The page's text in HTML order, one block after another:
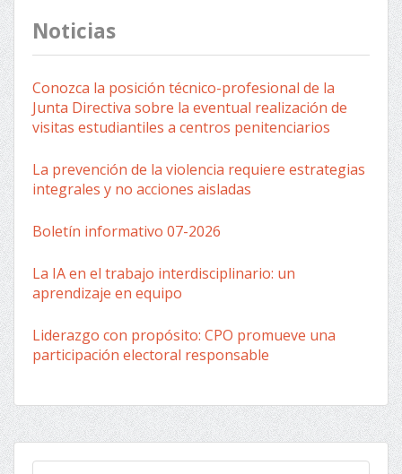
Noticias
Conozca la posición técnico-profesional de la
Junta Directiva sobre la eventual realización de
visitas estudiantiles a centros penitenciarios
La prevención de la violencia requiere estrategias
integrales y no acciones aisladas
Boletín informativo 07-2026
La IA en el trabajo interdisciplinario: un
aprendizaje en equipo
Liderazgo con propósito: CPO promueve una
participación electoral responsable